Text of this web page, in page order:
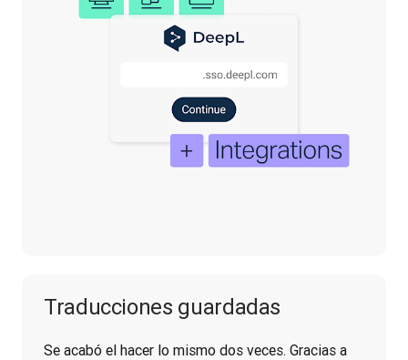
Traducciones guardadas
Se acabó el hacer lo mismo dos veces. Gracias a